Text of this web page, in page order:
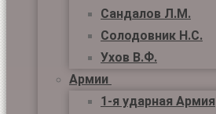
Сандалов Л.М.
Солодовник Н.С.
Ухов В.Ф.
Армии
1-я ударная Армия